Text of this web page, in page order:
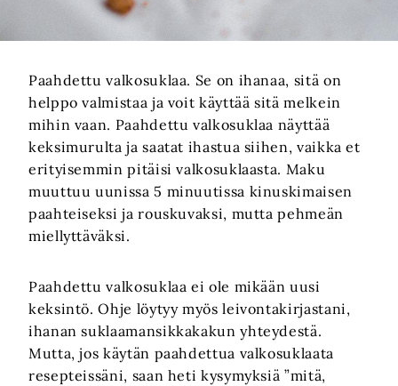
Paahdettu valkosuklaa. Se on ihanaa, sitä on
helppo valmistaa ja voit käyttää sitä melkein
mihin vaan. Paahdettu valkosuklaa näyttää
keksimurulta ja saatat ihastua siihen, vaikka et
erityisemmin pitäisi valkosuklaasta. Maku
muuttuu uunissa 5 minuutissa kinuskimaisen
paahteiseksi ja rouskuvaksi, mutta pehmeän
miellyttäväksi.
Paahdettu valkosuklaa ei ole mikään uusi
keksintö. Ohje löytyy myös leivontakirjastani,
ihanan suklaamansikkakakun yhteydestä.
Mutta, jos käytän paahdettua valkosuklaata
resepteissäni, saan heti kysymyksiä ”mitä,